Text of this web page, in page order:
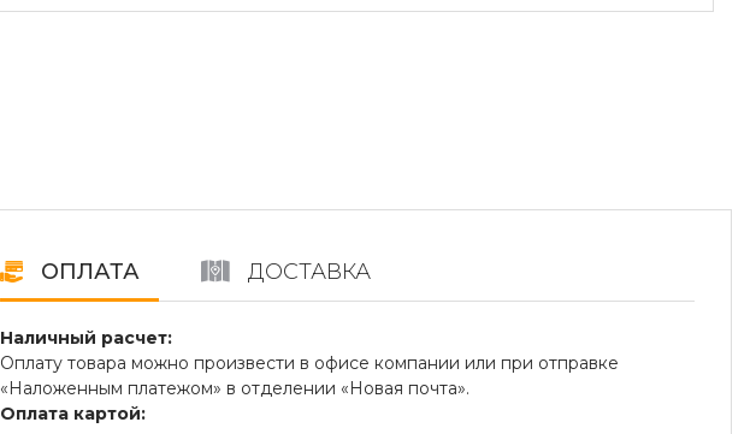
ОПЛАТА ДОСТАВКА
Наличный расчет:
Оплату товара можно произвести в офисе компании или при отправке
«Наложенным платежом» в отделении «Новая почта».
Оплата картой: